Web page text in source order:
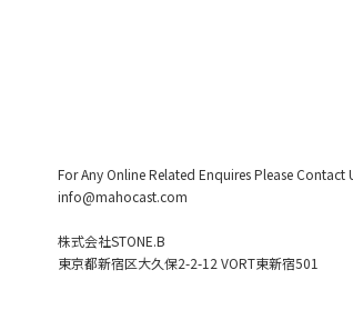
For Any Online Related Enquires Please Contact
info@mahocast.com
株式会社STONE.B
東京都新宿区大久保2-2-12 VORT東新宿501